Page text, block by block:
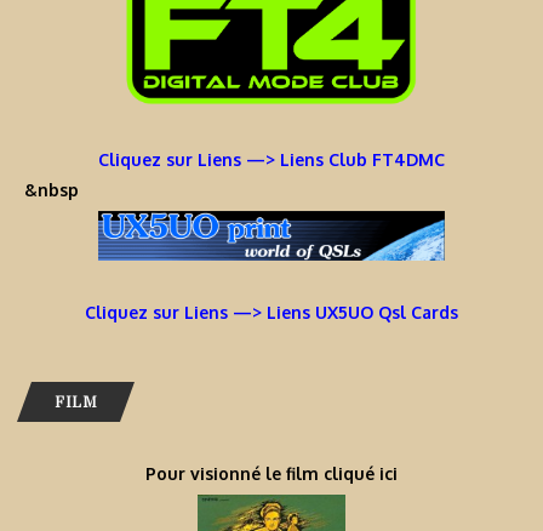
Cliquez sur Liens —> Liens Club FT4DMC
&nbsp
Cliquez sur Liens —> Liens UX5UO Qsl Cards
FILM
Pour visionné le film cliqué ici